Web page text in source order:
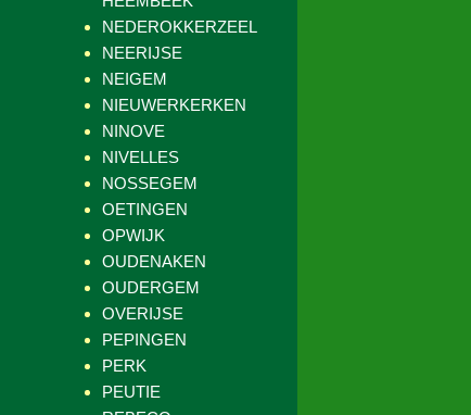
NEDEROKKERZEEL
NEERIJSE
NEIGEM
NIEUWERKERKEN
NINOVE
NIVELLES
NOSSEGEM
OETINGEN
OPWIJK
OUDENAKEN
OUDERGEM
OVERIJSE
PEPINGEN
PERK
PEUTIE